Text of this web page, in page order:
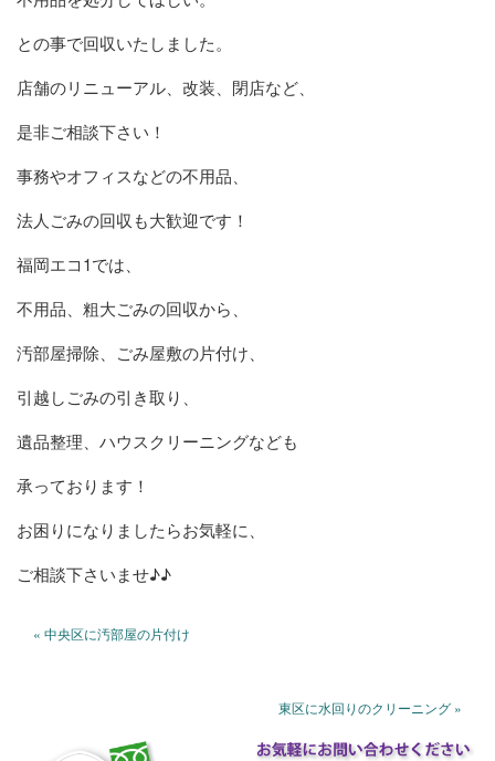
との事で回収いたしました。
店舗のリニューアル、改装、閉店など、
是非ご相談下さい！
事務やオフィスなどの不用品、
法人ごみの回収も大歓迎です！
福岡エコ1では、
不用品、粗大ごみの回収から、
汚部屋掃除、ごみ屋敷の片付け、
引越しごみの引き取り、
遺品整理、ハウスクリーニングなども
承っております！
お困りになりましたらお気軽に、
ご相談下さいませ♪♪
« 中央区に汚部屋の片付け
東区に水回りのクリーニング »